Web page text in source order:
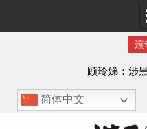
滚
顾玲娣：涉
简体中文